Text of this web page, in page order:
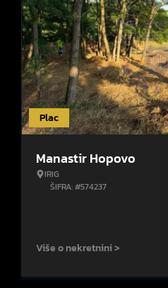
Plac
Manastir Hopovo
IRIG
ŠIFRA: #574237
Više o nekretnini >